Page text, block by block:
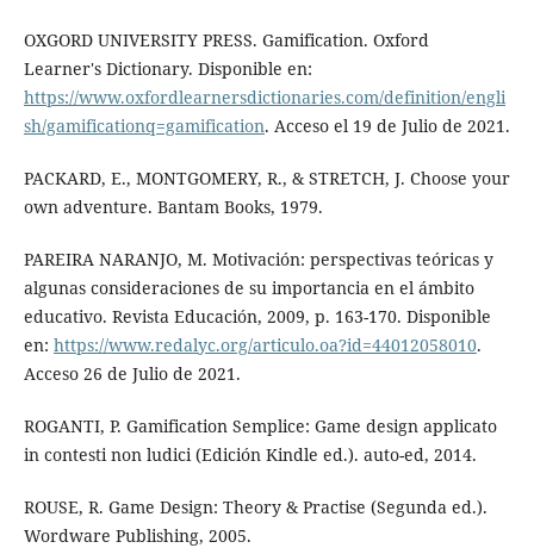
OXGORD UNIVERSITY PRESS. Gamification. Oxford
Learner's Dictionary. Disponible en:
https://www.oxfordlearnersdictionaries.com/definition/engli
sh/gamificationq=gamification. Acceso el 19 de Julio de 2021.
PACKARD, E., MONTGOMERY, R., & STRETCH, J. Choose your
own adventure. Bantam Books, 1979.
PAREIRA NARANJO, M. Motivación: perspectivas teóricas y
algunas consideraciones de su importancia en el ámbito
educativo. Revista Educación, 2009, p. 163-170. Disponible
en: https://www.redalyc.org/articulo.oa?id=44012058010.
Acceso 26 de Julio de 2021.
ROGANTI, P. Gamification Semplice: Game design applicato
in contesti non ludici (Edición Kindle ed.). auto-ed, 2014.
ROUSE, R. Game Design: Theory & Practise (Segunda ed.).
Wordware Publishing, 2005.